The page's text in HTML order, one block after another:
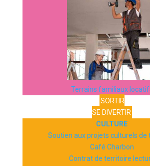
Terrains familiaux
SORTIR
SE DIVERTIR
CULTURE
Soutien aux projets culturels de
Café Charbon
Contrat de territoire